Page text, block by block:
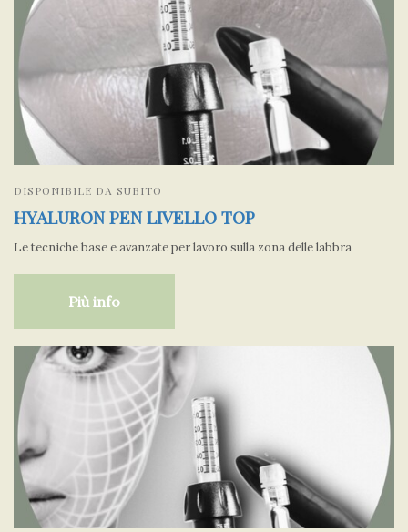
DISPONIBILE DA SUBITO
HYALURON PEN LIVELLO TOP
Le tecniche base e avanzate per lavoro sulla zona delle labbra
Più info